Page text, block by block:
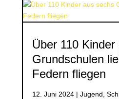
Über 110
Grundschulen
Federn fliegen
12. Juni 2024| Jugend